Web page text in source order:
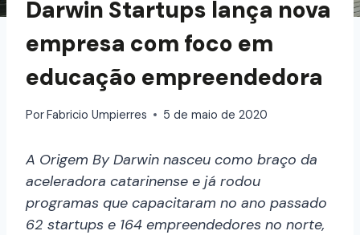
Darwin Startups lança nova
empresa com foco em
educação empreendedora
PorFabricio Umpierres 5 de maio de 2020
A Origem By Darwin nasceu como braço da
aceleradora catarinense e já rodou
programas que capacitaram no ano passado
62 startups e 164 empreendedores no norte,